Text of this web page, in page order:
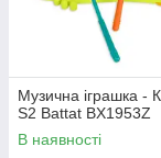
Музична іграшка -
S2 Battat BX1953Z
В наявності